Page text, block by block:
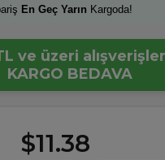
En Geç Yarın Kargoda!
ve üzeri
KARGO BEDAVA
$11.38